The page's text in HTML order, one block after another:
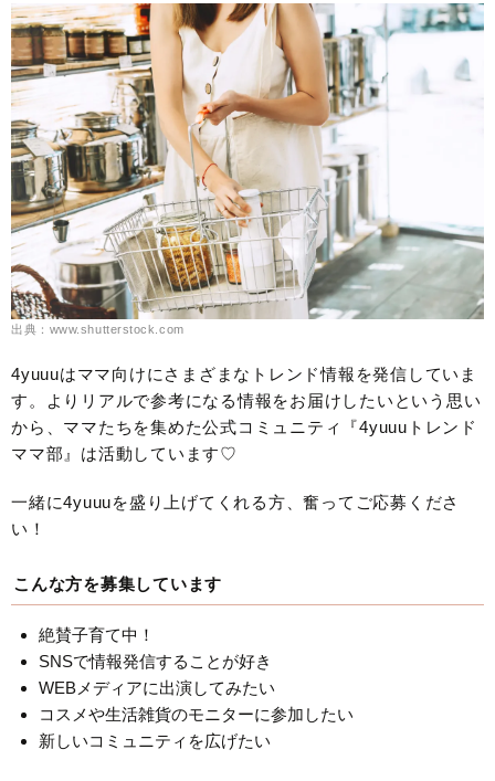
出典：www.shutterstock.com
4yuuuはママ向けにさまざまなトレンド情報を発信していま
す。よりリアルで参考になる情報をお届けしたいという思い
から、ママたちを集めた公式コミュニティ『4yuuuトレンド
ママ部』は活動しています♡
一緒に4yuuuを盛り上げてくれる方、奮ってご応募くださ
い！
こんな方を募集しています
絶賛子育て中！
SNSで情報発信することが好き
WEBメディアに出演してみたい
コスメや生活雑貨のモニターに参加したい
新しいコミュニティを広げたい